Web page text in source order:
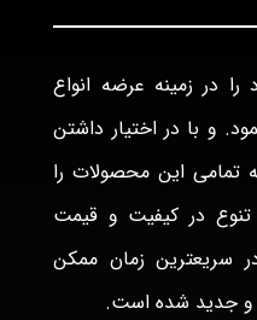
را در زمينه عرضه انواع
و با در اختيار داشتن
تمامی اين محصولات را
تنوع در كيفيت و قيمت
سريعترين زمان ممكن
و جديد شده است.